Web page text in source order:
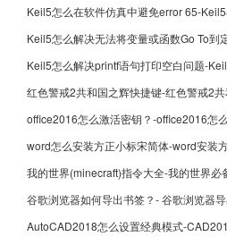
红色警戒2共和国之辉快捷键-红色警戒2
office2016怎么激活密钥？-office2016怎
word怎么安装方正小标宋简体-word安装
我的世界(minecraft)指令大全-我的世界必
谷歌浏览器如何导出书签？- 谷歌浏览器
AutoCAD2018怎么设置经典模式-